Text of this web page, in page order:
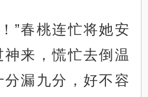
”春桃连忙将她安
来，慌忙去倒温
漏九分，好不容